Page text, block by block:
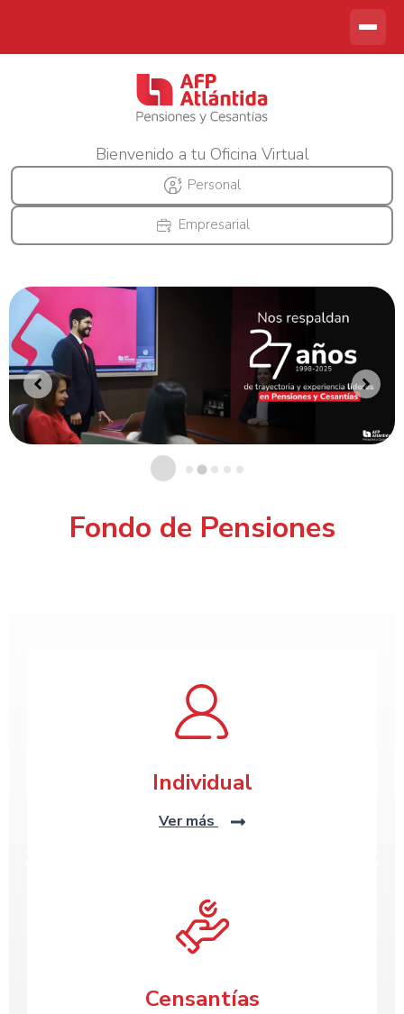
Bienvenido a tu Oficina Virtual
Personal
Empresarial
Fondo de Pensiones
Individual
Ver más
Censantías